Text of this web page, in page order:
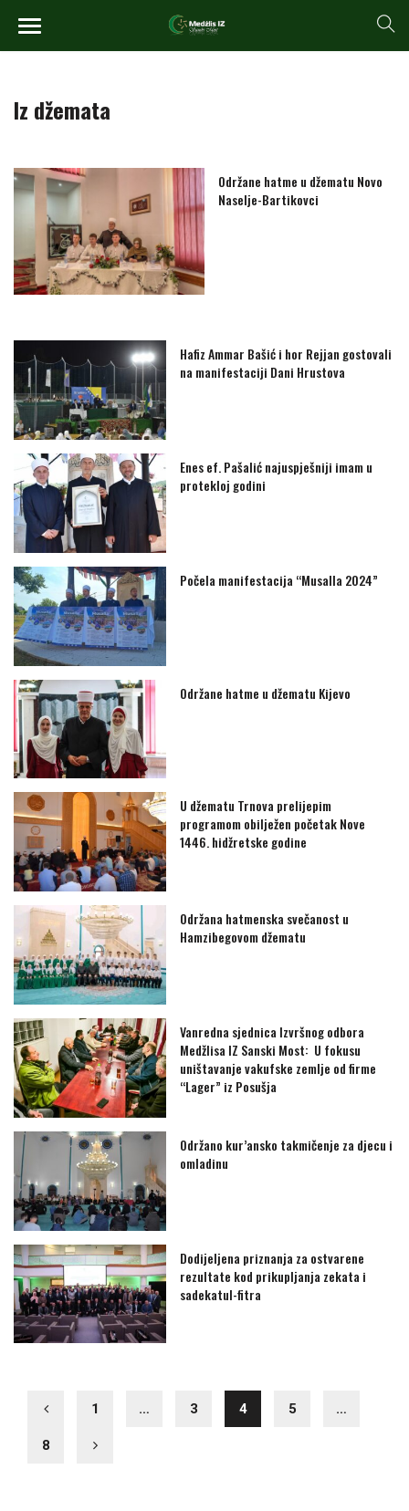
Iz džemata
Održane hatme u džematu Novo
Naselje-Bartikovci
Hafiz Ammar Bašić i hor Rejjan gostovali
na manifestaciji Dani Hrustova
Enes ef. Pašalić najuspješniji imam u
protekloj godini
Počela manifestacija “Musalla 2024”
Održane hatme u džematu Kijevo
U džematu Trnova prelijepim
programom obilježen početak Nove
1446. hidžretske godine
Održana hatmenska svečanost u
Hamzibegovom džematu
Vanredna sjednica Izvršnog odbora
Medžlisa IZ Sanski Most: U fokusu
uništavanje vakufske zemlje od firme
“Lager” iz Posušja
Održano kur’ansko takmičenje za djecu i
omladinu
Dodijeljena priznanja za ostvarene
rezultate kod prikupljanja zekata i
sadekatul-fitra
1 … 3 4 5 …
8